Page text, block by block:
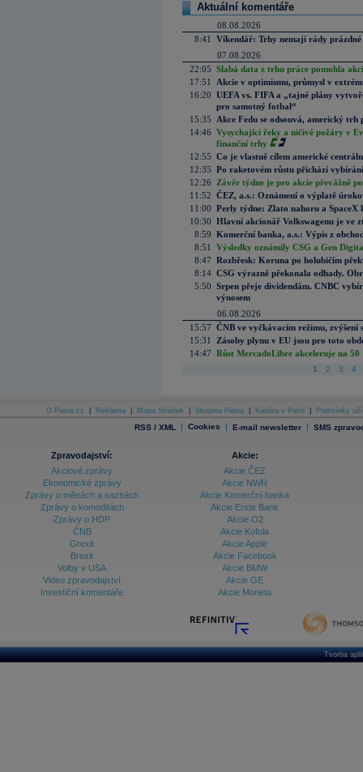
Aktuální komentáře
08.08.2026
8:41
Víkendář: Trhy nemají rády prázdné
07.08.2026
22:05 Slabá data z trhu práce pomohla
17:51
Akcie v optimismu, průmysl v
16:20 UEFA vs. FIFA a „tajné plány
pro samotný fotbal“
15:35
Akce Fedu se odsouvá, americký
14:46 Vysychající řeky a ničivé požáry v
finanční trhy
12:55 Co je vlastně cílem americké
12:35 Po raketovém růstu přichází
12:26
Závěr týdne je pro akcie převážně
11:52 ČEZ, a.s.: Oznámení o výplatě
11:00 Perly týdne: Zlato nahoru a SpaceX
10:30 Hlavní akcionář Volkswagenu je ve
8:59 Komerční banka, a.s.: Výpis z
8:51
Výsledky oznámily CSG a Gen
8:47 Rozbřesk: Koruna po holubičím
8:14 CSG výrazně překonala odhady.
5:50 Srpen přeje dividendám. CNBC
výnosem
06.08.2026
15:57 ČNB ve vyčkávacím režimu, zvýšení
15:31
Zásoby plynu v EU jsou pro toto
14:47 Růst MercadoLibre akceleruje na
1 2 3 4
O Patria.cz Reklama Mapa Stránek Skupina Patria Kariéra v Patrii Podmínky
RSS / XML | Cookies | E-mail newsletter | SMS
Zpravodajství:
Akciové zprávy
Ekonomické zprávy
Zprávy o měnách a sazbách
Zprávy o komoditách
Zprávy o HDP
ČNB
Grexit
Brexit
Volby v USA
Video zpravodajství
Investiční komentáře
Akcie:
Akcie ČEZ
Akcie NWR
Akcie Komerční banka
Akcie Erste Bank
Akcie O2
Akcie Kofola
Akcie Apple
Akcie Facebook
Akcie BMW
Akcie GE
Akcie Moneta
Tvorba